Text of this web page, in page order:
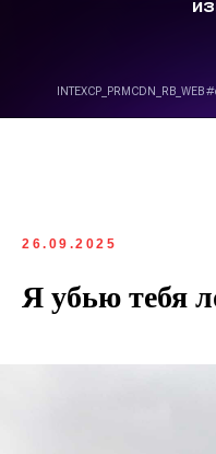
26.09.2025
Я убью тебя